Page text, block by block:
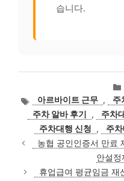
습니다.
태
그
아르바이트 근무 , 주
주차 알바 후기
, 주차
주차대행 신청
, 주
농협 공인인증서 만료
안설정
휴업급여 평균임금 재